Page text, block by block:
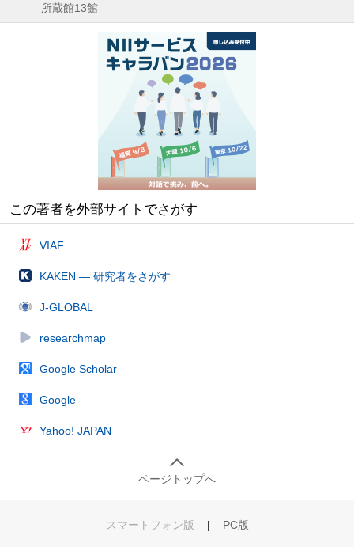
所蔵館13館
この著者を外部サイトでさがす
VIAF
KAKEN — 研究者をさがす
J-GLOBAL
researchmap
Google Scholar
Google
Yahoo! JAPAN
ページトップへ
スマートフォン版 | PC版